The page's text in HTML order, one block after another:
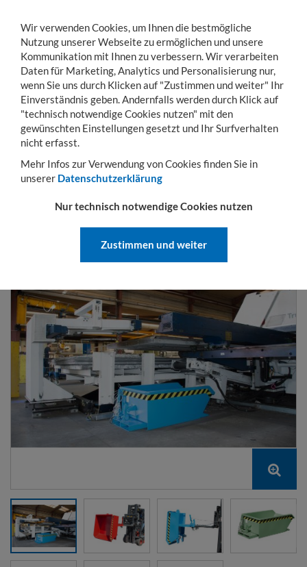
Toggle
navigation
MENÜ KONTO WARENKORB
Sie sind hier: Hubgeräte Sammelbehälter
KIPPBEHÄLTER TYP MGU
Wir verwenden Cookies, um Ihnen die bestmögliche
Nutzung unserer Webseite zu ermöglichen und unsere
Kommunikation mit Ihnen zu verbessern. Wir verarbeiten
Daten für Marketing, Analytics und Personalisierung nur,
wenn Sie uns durch Klicken auf "Zustimmen und weiter" Ihr
Einverständnis geben. Andernfalls werden durch Klick auf
"technisch notwendige Cookies nutzen" mit den
gewünschten Einstellungen gesetzt und Ihr Surfverhalten
nicht erfasst.
Mehr Infos zur Verwendung von Cookies finden Sie in
unserer Datenschutzerklärung
Nur technisch notwendige Cookies nutzen
Zustimmen und weiter